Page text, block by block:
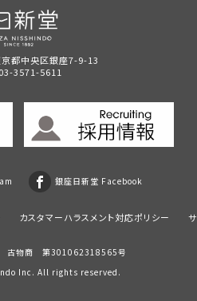
都中央区銀座7-9-13
03-3571-5611
銀座日新堂 Facebook
カスタマーハラスメント対応ポリシー
古物商 第301062318565号
Inc. All rights reserved.